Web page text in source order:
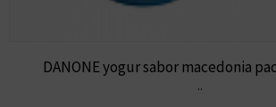
DANONE yogur sabor macedonia
..